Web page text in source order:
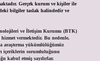
Gerçek kurum ve kişiler ile
bilgiler taslak halindedir ve
ve İletişim Kurumu (BTK)
vermektedir. Bu nedenle,
araştırma yükümlülüğümüz
içeriklerin sorumluluğunu
kabul etmiş sayılırlar.